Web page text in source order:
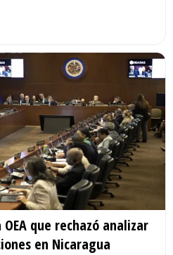
que rechazó analizar
en Nicaragua